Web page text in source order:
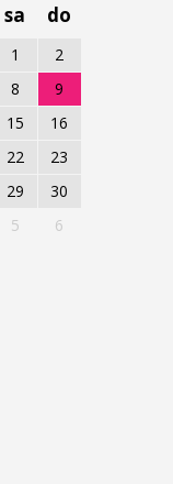
sa do
1
2
8
9
15
16
22
23
29
30
5 6